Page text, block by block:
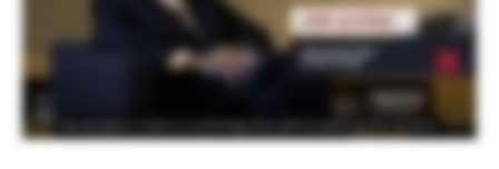
potentiellement dangereuses. DSP était l'outil qu'il nous fallait, car il simplifie considérablement le travail de nos techniciens, et il fonctionne toujours et produit les informations
dont nous avons besoin. La DSP est une technologie très simple et transparente. Elle aide notre équipe à comprendre ce qui se passe. Elle aide à comprendre les erreurs de
réagir. Enfin, ce qui est peut-être le plus important pour notre discussion sur la résilience d'Active Directory, c'est la capacité de récupération. C'est la raison principale pour
laquelle nous avons acquis Semperis, le module ADFR , afin de nous assurer que notre capacité de récupération de l'Active Directory est séparée des sauvegardes normales, et nous
pouvons garantir que nous récupérons l'Active Directory beaucoup plus rapidement qu'auparavant.